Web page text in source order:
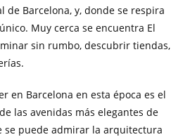
de Barcelona, y, donde se respira
Muy cerca se encuentra El
sin rumbo, descubrir tiendas,
en Barcelona en esta época es el
las avenidas más elegantes de
se puede admirar la arquitectura